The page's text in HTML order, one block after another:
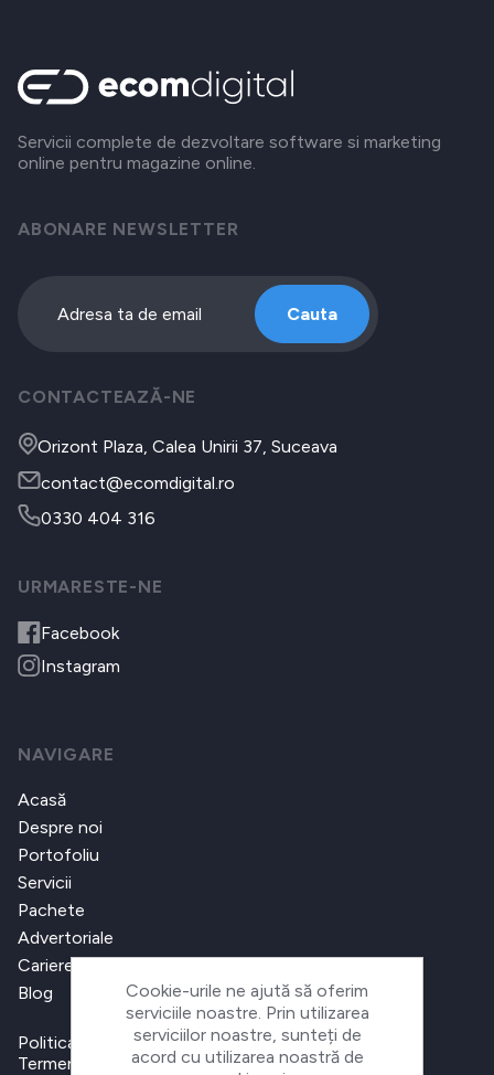
Servicii complete de dezvoltare software si marketing
online pentru magazine online.
ABONARE NEWSLETTER
Cauta
CONTACTEAZĂ-NE
Orizont Plaza, Calea Unirii 37, Suceava
contact@ecomdigital.ro
0330 404 316
URMARESTE-NE
Facebook
Instagram
NAVIGARE
Acasă
Despre noi
Portofoliu
Servicii
Pachete
Advertoriale
Cariere
Blog
Politica de confidențialitate
Termeni și condiții
Cookie-urile ne ajută să oferim
serviciile noastre. Prin utilizarea
serviciilor noastre, sunteți de
acord cu utilizarea noastră de